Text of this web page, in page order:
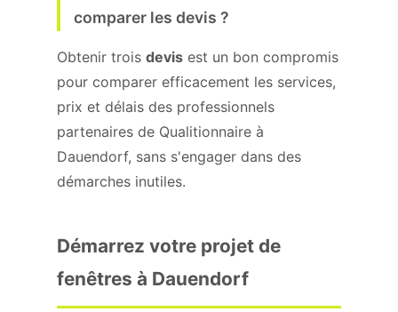
comparer les devis ?
Obtenir trois devis est un bon compromis
pour comparer efficacement les services,
prix et délais des professionnels
partenaires de Qualitionnaire à
Dauendorf, sans s'engager dans des
démarches inutiles.
Démarrez votre projet de
fenêtres à Dauendorf